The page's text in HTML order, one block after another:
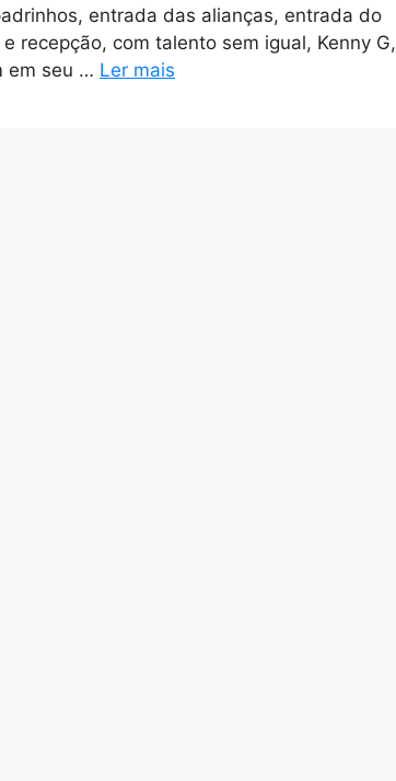
entrada das alianças, entrada do
recepção, com talento sem igual, Kenny G,
em seu … Ler mais